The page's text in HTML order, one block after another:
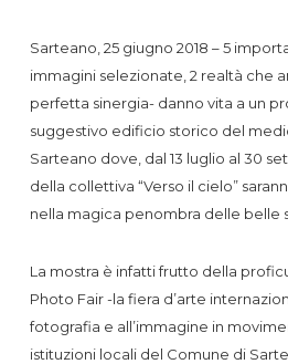
Sarteano, 25 giugno 2018 – 5
immagini selezionate, 2 realtà che
perfetta sinergia- danno vita a un
suggestivo edificio storico del
Sarteano dove, dal 13 luglio al 30
della collettiva “Verso il cielo”
nella magica penombra delle belle
La mostra è infatti frutto della
Photo Fair -la fiera d’arte
fotografia e all’immagine in
istituzioni locali del Comune di